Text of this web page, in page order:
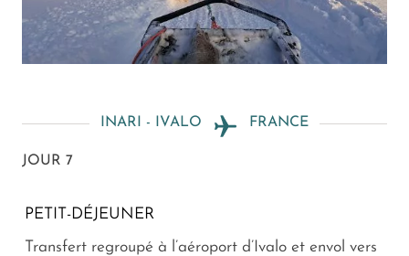
INARI - IVALO FRANCE
JOUR 7
PETIT-DÉJEUNER
Transfert regroupé à l’aéroport d’Ivalo et envol vers